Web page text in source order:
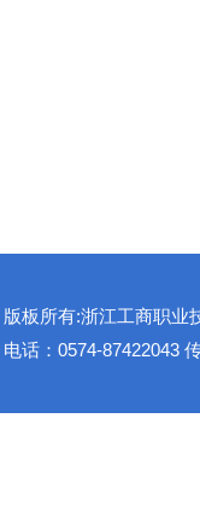
版板所有:浙江工商职业
电话：0574-87422043